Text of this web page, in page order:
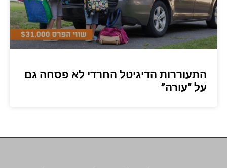
התעוררות הדיגיטל החרדי לא פסחה גם
על “עורה”